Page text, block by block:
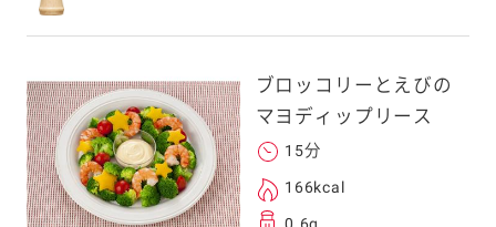
ブロッコリーとえびの
マヨディップリース
15分
166kcal